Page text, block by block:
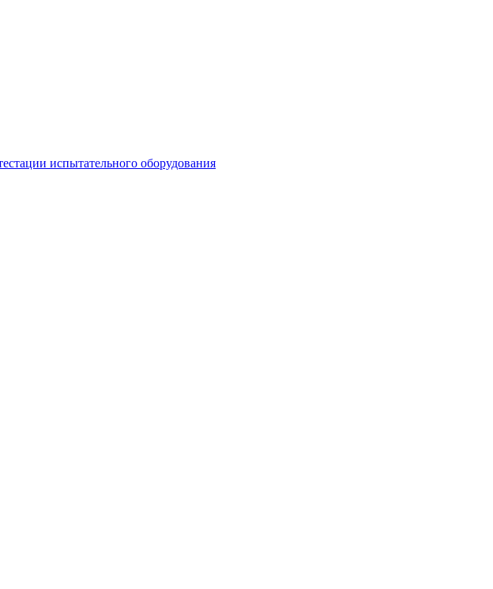
испытательного оборудования